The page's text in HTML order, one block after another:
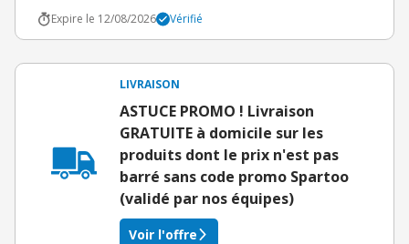
Expire le 12/08/2026
Vérifié
LIVRAISON
ASTUCE PROMO ! Livraison
GRATUITE à domicile sur les
produits dont le prix n'est pas
barré sans code promo Spartoo
(validé par nos équipes)
Voir l'offre